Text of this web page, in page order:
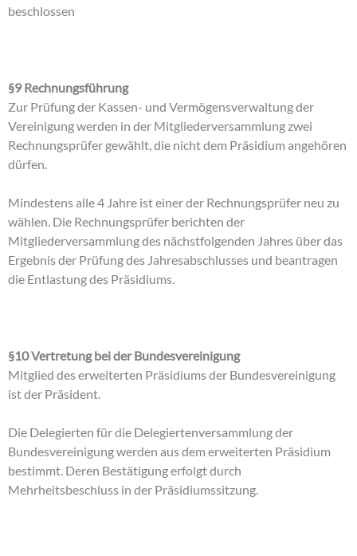
beschlossen
§9 Rechnungsführung
Zur Prüfung der Kassen- und Vermögensverwaltung der
Vereinigung werden in der Mitgliederversammlung zwei
Rechnungsprüfer gewählt, die nicht dem Präsidium angehören
dürfen.
Mindestens alle 4 Jahre ist einer der Rechnungsprüfer neu zu
wählen. Die Rechnungsprüfer berichten der
Mitgliederversammlung des nächstfolgenden Jahres über das
Ergebnis der Prüfung des Jahresabschlusses und beantragen
die Entlastung des Präsidiums.
§10 Vertretung bei der Bundesvereinigung
Mitglied des erweiterten Präsidiums der Bundesvereinigung
ist der Präsident.
Die Delegierten für die Delegiertenversammlung der
Bundesvereinigung werden aus dem erweiterten Präsidium
bestimmt. Deren Bestätigung erfolgt durch
Mehrheitsbeschluss in der Präsidiumssitzung.